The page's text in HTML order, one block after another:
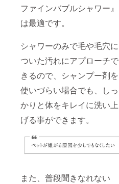
ファインバブルシャワー』
は最適です。
シャワーのみで毛や毛穴に
ついた汚れにアプローチで
きるので、シャンプー剤を
使いづらい場合でも、しっ
かりと体をキレイに洗い上
げる事ができます。
また、普段聞きなれない